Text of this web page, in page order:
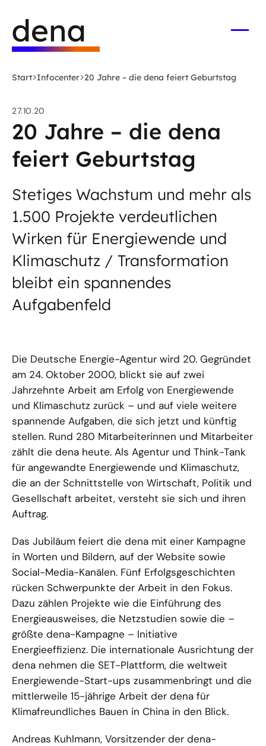
Hauptinhalt
springen
Deutsche
Energie-
Agentur
-
Startseite
Start Infocenter 20 Jahre – die dena feiert Geburtstag
27.10.20
20 Jahre – die dena
feiert Geburtstag
Stetiges Wachstum und mehr als
1.500 Projekte verdeutlichen
Wirken für Energiewende und
Klimaschutz / Transformation
bleibt ein spannendes
Aufgabenfeld
Die Deutsche Energie-Agentur wird 20. Gegründet
am 24. Oktober 2000, blickt sie auf zwei
Jahrzehnte Arbeit am Erfolg von Energiewende
und Klimaschutz zurück – und auf viele weitere
spannende Aufgaben, die sich jetzt und künftig
stellen. Rund 280 Mitarbeiterinnen und Mitarbeiter
zählt die dena heute. Als Agentur und Think-Tank
für angewandte Energiewende und Klimaschutz,
die an der Schnittstelle von Wirtschaft, Politik und
Gesellschaft arbeitet, versteht sie sich und ihren
Auftrag.
Das Jubiläum feiert die dena mit einer Kampagne
in Worten und Bildern, auf der Website sowie
Social-Media-Kanälen. Fünf Erfolgsgeschichten
rücken Schwerpunkte der Arbeit in den Fokus.
Dazu zählen Projekte wie die Einführung des
Energieausweises, die Netzstudien sowie die –
größte dena-Kampagne – Initiative
Energieeffizienz. Die internationale Ausrichtung der
dena nehmen die SET-Plattform, die weltweit
Energiewende-Start-ups zusammenbringt und die
mittlerweile 15-jährige Arbeit der dena für
Klimafreundliches Bauen in China in den Blick.
Andreas Kuhlmann, Vorsitzender der dena-